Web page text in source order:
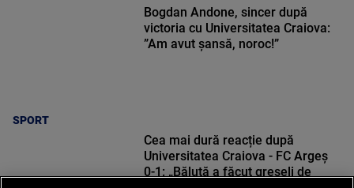
SPORT
Bogdan Andone, sincer după
victoria cu Universitatea Craiova:
”Am avut șansă, noroc!”
Cea mai dură reacție după
Universitatea Craiova - FC Argeș
0-1: „Băluță a făcut greșeli de